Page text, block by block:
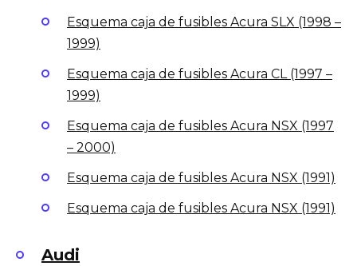
Esquema caja de fusibles Acura SLX (1998 –
1999)
Esquema caja de fusibles Acura CL (1997 –
1999)
Esquema caja de fusibles Acura NSX (1997
– 2000)
Esquema caja de fusibles Acura NSX (1991)
Esquema caja de fusibles Acura NSX (1991)
Audi